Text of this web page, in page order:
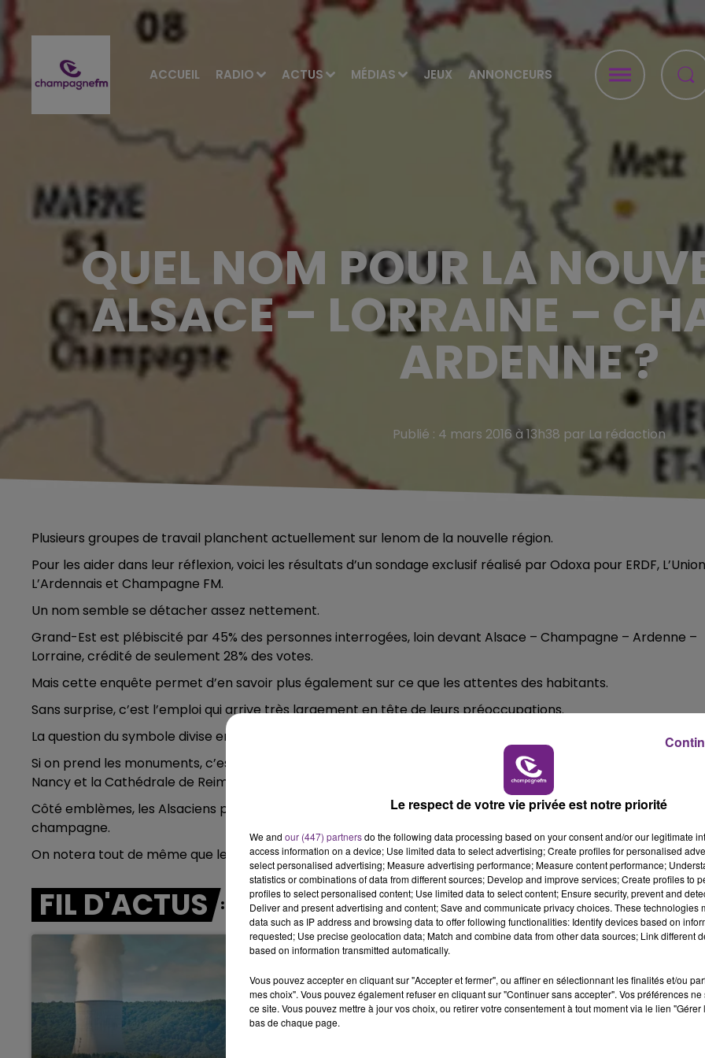
ACCUEIL RADIO ACTUS MÉDIAS JEUX ANNONCEURS
10h00 - 14h00
LE TICKET DE CAISSE
14h00 - 15h00
QUEL NOM POUR LA
ALSACE – LORRAINE –
ARDENNE ?
Publié : 4 mars 2016 à 13h38 par La rédaction
Plusieurs groupes de travail planchent actuellement sur lenom de la nouvelle région.
Pour les aider dans leur réflexion, voici les résultats d’un sondage exclusif réalisé par Odoxa pour ERDF,
L’Ardennais et Champagne FM.
Un nom semble se détacher assez nettement.
Grand-Est est plébiscité par 45% des personnes interrogées, loin devant Alsace – Champagne – Ardenne –
Lorraine, crédité de seulement 28% des votes.
Mais cette enquête permet d’en savoir plus également sur ce que les attentes des habitants.
Sans surprise, c’est l’emploi qui arrive très largement en tête de leurs préoccupations.
La question du symbole divise encore plus les sondés que celle du nom.
Si on prend les monuments, c’est la Cathédrale de Strasbourg qui arrive en tête, devant la place Stanislas à
Nancy et la Cathédrale de Reims.
Côté emblèmes, les Alsaciens préfèrent la cigogne, les Lorrains la mirabelle et les Champardennais, le
champagne.
On notera tout de même que le TGV-Est prend la 2ème place dans chacune des anciennes régions.
FIL D'ACTUS
Le respect de votre vie privée est notre priorité
We and our (447) partnersdo the following data processing based on your consent and/or our legitimate
access information on a device; Use limited data to select advertising; Create profiles for personalised
select personalised advertising; Measure advertising performance; Measure content performance;
statistics or combinations of data from different sources; Develop and improve services; Create profiles to
profiles to select personalised content; Use limited data to select content; Ensure security, prevent and
Deliver and present advertising and content; Save and communicate privacy choices. These technologies
data such as IP address and browsing data to offer following functionalities: Identify devices based on
requested; Use precise geolocation data; Match and combine data from other data sources; Link different
based on information transmitted automatically.
Vous pouvez accepter en cliquant sur "Accepter et fermer", ou affiner en sélectionnant les finalités et/ou
mes choix". Vous pouvez également refuser en cliquant sur "Continuer sans accepter". Vos préférences
ce site. Vous pouvez mettre à jour vos choix, ou retirer votre consentement à tout moment via le lien
bas de chaque page.